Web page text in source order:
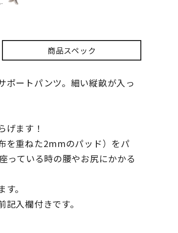
商品スペック
ポートパンツ。細い縦畝が入っ
ます！
を重ねた2mmのパッド）をパ
っている時の腰やお尻にかかる
。
入欄付きです。